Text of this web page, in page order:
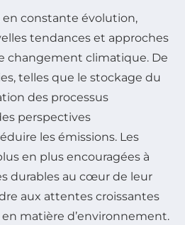
en constante évolution,
tendances et approches
changement climatique. De
telles que le stockage du
des processus
perspectives
les émissions. Les
en plus encouragées à
durables au cœur de leur
aux attentes croissantes
matière d’environnement.